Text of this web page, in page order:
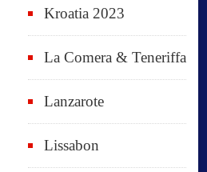
Kroatia 2023
La Comera & Teneriffa
Lanzarote
Lissabon